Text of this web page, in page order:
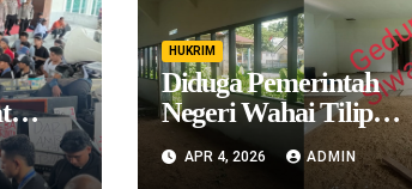
HUKRIM
Diduga Pemerintah
Negeri Wahai Tilip
Anggaran Desa Wahai
Tahun 2024-2025
APR 4, 2026 ADMIN